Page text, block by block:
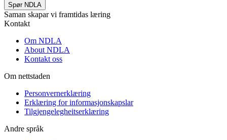
Spør NDLA
Saman skapar vi framtidas læring
Kontakt
Om NDLA
About NDLA
Kontakt oss
Om nettstaden
Personvernerklæring
Erklæring for informasjonskapslar
Tilgjengelegheitserklæring
Andre språk